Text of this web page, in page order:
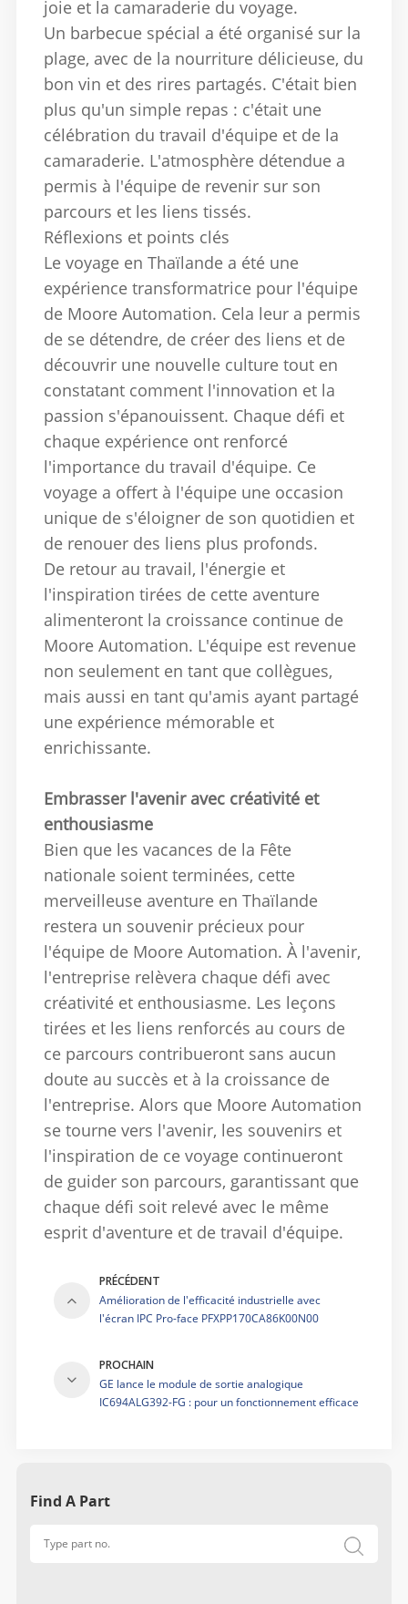
joie et la camaraderie du voyage.
Un barbecue spécial a été organisé sur la
plage, avec de la nourriture délicieuse, du
bon vin et des rires partagés. C'était bien
plus qu'un simple repas : c'était une
célébration du travail d'équipe et de la
camaraderie. L'atmosphère détendue a
permis à l'équipe de revenir sur son
parcours et les liens tissés.
Réflexions et points clés
Le voyage en Thaïlande a été une
expérience transformatrice pour l'équipe
de Moore Automation. Cela leur a permis
de se détendre, de créer des liens et de
découvrir une nouvelle culture tout en
constatant comment l'innovation et la
passion s'épanouissent. Chaque défi et
chaque expérience ont renforcé
l'importance du travail d'équipe. Ce
voyage a offert à l'équipe une occasion
unique de s'éloigner de son quotidien et
de renouer des liens plus profonds.
De retour au travail, l'énergie et
l'inspiration tirées de cette aventure
alimenteront la croissance continue de
Moore Automation. L'équipe est revenue
non seulement en tant que collègues,
mais aussi en tant qu'amis ayant partagé
une expérience mémorable et
enrichissante.
Embrasser l'avenir avec créativité et
enthousiasme
Bien que les vacances de la Fête
nationale soient terminées, cette
merveilleuse aventure en Thaïlande
restera un souvenir précieux pour
l'équipe de Moore Automation. À l'avenir,
l'entreprise relèvera chaque défi avec
créativité et enthousiasme. Les leçons
tirées et les liens renforcés au cours de
ce parcours contribueront sans aucun
doute au succès et à la croissance de
l'entreprise. Alors que Moore Automation
se tourne vers l'avenir, les souvenirs et
l'inspiration de ce voyage continueront
de guider son parcours, garantissant que
chaque défi soit relevé avec le même
esprit d'aventure et de travail d'équipe.
PRÉCÉDENT
Amélioration de l'efficacité industrielle avec
l'écran IPC Pro-face PFXPP170CA86K00N00
PROCHAIN
GE lance le module de sortie analogique
IC694ALG392-FG : pour un fonctionnement efficace
Find A Part